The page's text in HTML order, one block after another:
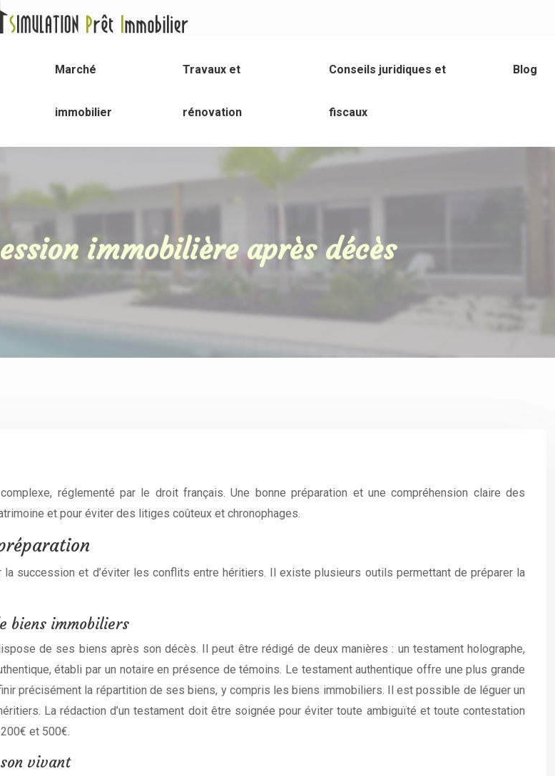
Marché
immobilier
Travaux et
rénovation
Conseils juridiques et
fiscaux
Blog
immobilière après décès
réglementé par le droit français. Une bonne préparation et une compréhension claire des
et pour éviter des litiges coûteux et chronophages.
succession et d’éviter les conflits entre héritiers. Il existe plusieurs outils permettant de préparer la
biens immobiliers
de ses biens après son décès. Il peut être rédigé de deux manières : un testament holographe,
établi par un notaire en présence de témoins. Le testament authentique offre une plus grande
précisément la répartition de ses biens, y compris les biens immobiliers. Il est possible de léguer un
La rédaction d’un testament doit être soignée pour éviter toute ambiguïté et toute contestation
et 500€.
vivant